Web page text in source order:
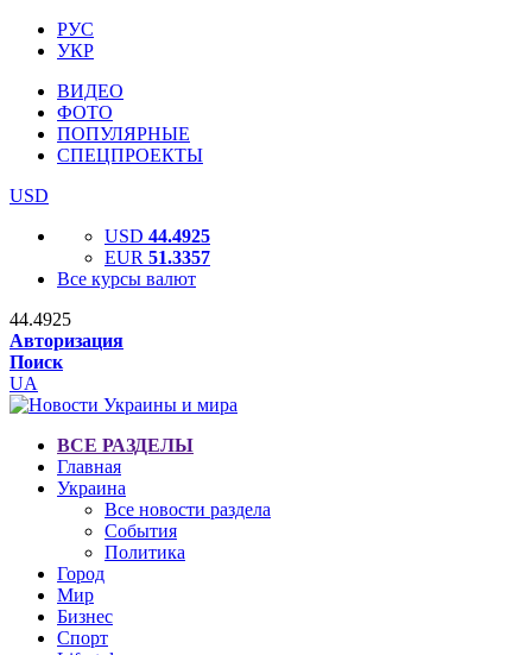
РУС
УКР
ВИДЕО
ФОТО
ПОПУЛЯРНЫЕ
СПЕЦПРОЕКТЫ
USD
USD 44.4925
EUR 51.3357
Все курсы валют
44.4925
Авторизация
Поиск
UA
ВСЕ РАЗДЕЛЫ
Главная
Украина
Все новости раздела
События
Политика
Город
Мир
Бизнес
Спорт